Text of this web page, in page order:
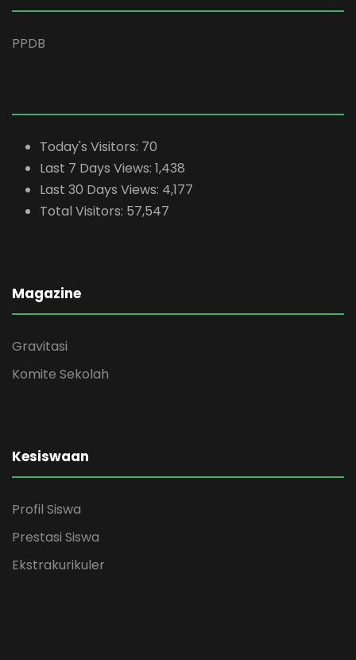
PPDB
Today's Visitors: 70
Last 7 Days Views: 1,438
Last 30 Days Views: 4,177
Total Visitors: 57,547
Magazine
Gravitasi
Komite Sekolah
Kesiswaan
Profil Siswa
Prestasi Siswa
Ekstrakurikuler